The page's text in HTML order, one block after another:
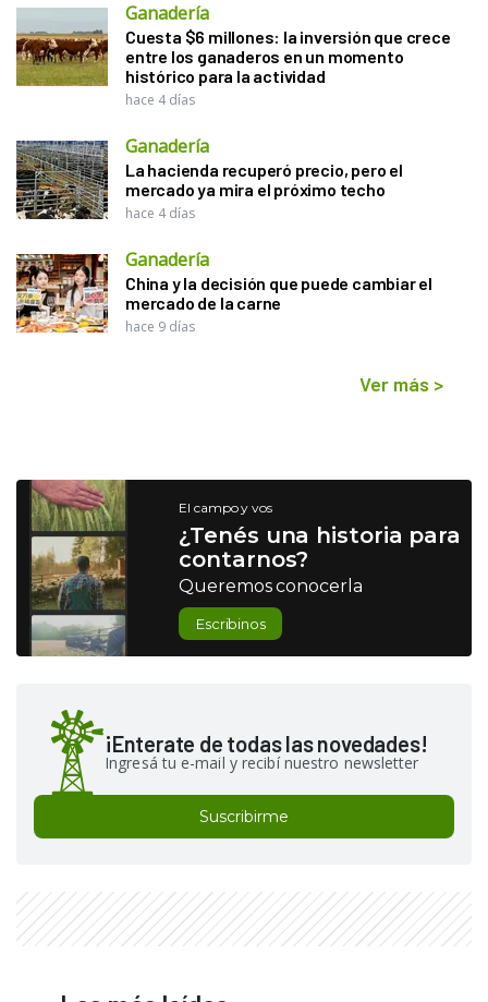
Ganadería
Cuesta $6 millones: la inversión que crece
entre los ganaderos en un momento
histórico para la actividad
hace 4 días
Ganadería
La hacienda recuperó precio, pero el
mercado ya mira el próximo techo
hace 4 días
Ganadería
China y la decisión que puede cambiar el
mercado de la carne
hace 9 días
Ver más >
El campo y vos
¿Tenés una historia para
contarnos?
Queremos conocerla
Escribinos
¡Enterate de todas las novedades!
Ingresá tu e-mail y recibí nuestro newsletter
Suscribirme